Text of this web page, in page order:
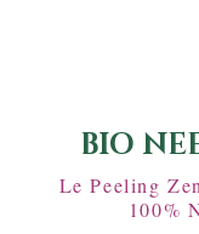
BIO
Le Peeling
100%